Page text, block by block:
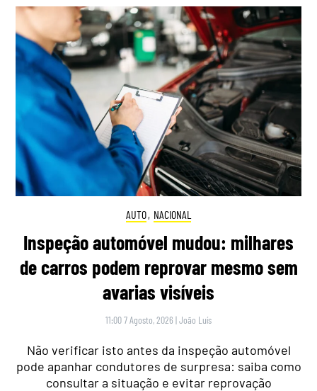
AUTO, NACIONAL
Inspeção automóvel mudou: milhares
de carros podem reprovar mesmo sem
avarias visíveis
11:00 7 Agosto, 2026 |João Luís
Não verificar isto antes da inspeção automóvel
pode apanhar condutores de surpresa: saiba como
consultar a situação e evitar reprovação